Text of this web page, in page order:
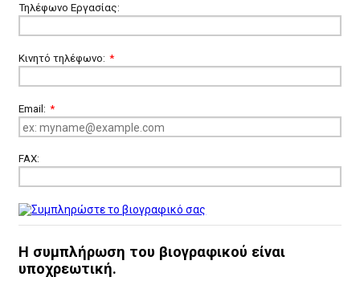
Τηλέφωνο Εργασίας:
Κινητό τηλέφωνο: *
Email: *
FAX:
Η συμπλήρωση του βιογραφικού είναι
υποχρεωτική.